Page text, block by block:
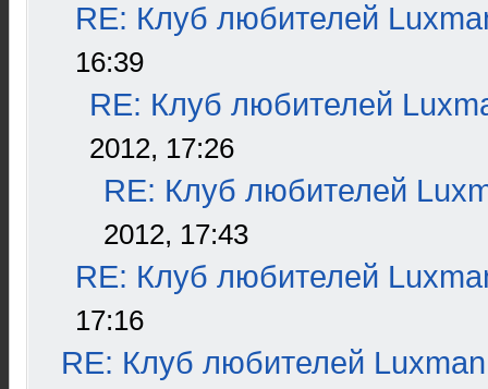
RE: Клуб любителей
16:39
RE: Клуб любителей
2012, 17:26
RE: Клуб любителей
2012, 17:43
RE: Клуб любителей
17:16
RE: Клуб любителей Luxman